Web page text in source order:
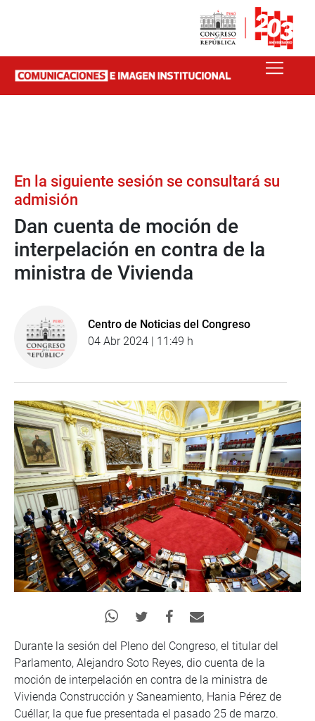
En la siguiente sesión se consultará su
admisión
Dan cuenta de moción de
interpelación en contra de la
ministra de Vivienda
Centro de Noticias del Congreso
04 Abr 2024 | 11:49 h
Durante la sesión del Pleno del Congreso, el titular del
Parlamento, Alejandro Soto Reyes, dio cuenta de la
moción de interpelación en contra de la ministra de
Vivienda Construcción y Saneamiento, Hania Pérez de
Cuéllar, la que fue presentada el pasado 25 de marzo.